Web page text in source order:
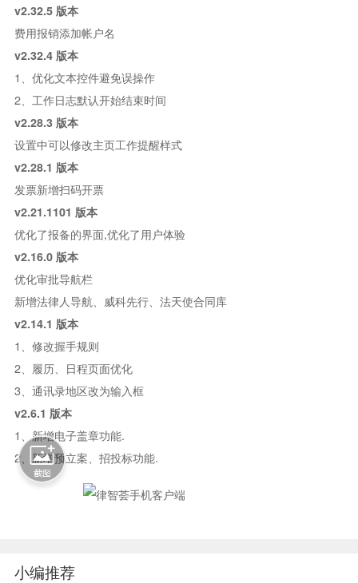
v2.32.5 版本
费用报销添加帐户名
v2.32.4 版本
1、优化文本控件避免误操作
2、工作日志默认开始结束时间
v2.28.3 版本
设置中可以修改主页工作提醒样式
v2.28.1 版本
发票新增扫码开票
v2.21.1101 版本
优化了报备的界面,优化了用户体验
v2.16.0 版本
优化审批导航栏
新增法律人导航、威科先行、法天使合同库
v2.14.1 版本
1、修改握手规则
2、履历、日程页面优化
3、通讯录地区改为输入框
v2.6.1 版本
1、新增电子盖章功能.
2、新增预立案、招投标功能.
小编推荐